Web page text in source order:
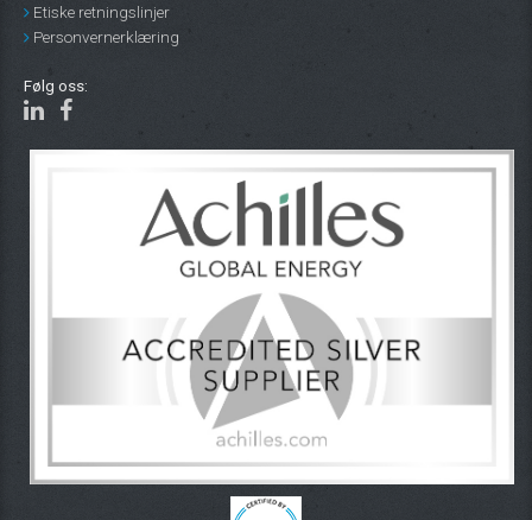
Etiske retningslinjer
Personvernerklæring
Følg oss: